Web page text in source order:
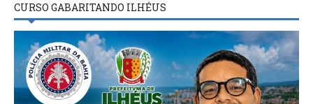
CURSO GABARITANDO ILHÉUS